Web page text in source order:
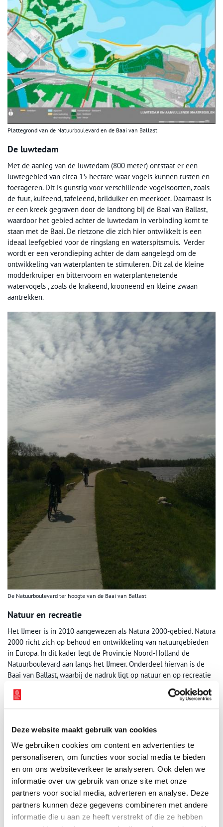
Deze website maakt gebruik van cookies
We gebruiken cookies om content en advertenties te
personaliseren, om functies voor social media te bieden
en om ons websiteverkeer te analyseren. Ook delen we
informatie over uw gebruik van onze site met onze
partners voor social media, adverteren en analyse. Deze
partners kunnen deze gegevens combineren met andere
informatie die u aan ze heeft verstrekt of die ze hebben
Plattegrond van de Natuurboulevard en de Baai van Ballast
De luwtedam
Met de aanleg van de luwtedam (800 meter) ontstaat er een
luwtegebied van circa 15 hectare waar vogels kunnen rusten en
foerageren. Dit is gunstig voor verschillende vogelsoorten, zoals
de fuut, kuifeend, tafeleend, brilduiker en meerkoet. Daarnaast is
er een kreek gegraven door de landtong bij de Baai van Ballast,
waardoor het gebied achter de luwtedam in verbinding komt te
staan met de Baai. De rietzone die zich hier ontwikkelt is een
ideaal leefgebied voor de ringslang en waterspitsmuis. Verder
wordt er een verondieping achter de dam aangelegd om de
ontwikkeling van waterplanten te stimuleren. Dit zal de kleine
modderkruiper en bittervoorn en waterplantenetende
watervogels , zoals de krakeend, krooneend en kleine zwaan
aantrekken.
De Natuurboulevard ter hoogte van de Baai van Ballast
Natuur en recreatie
Het IJmeer is in 2010 aangewezen als Natura 2000-gebied. Natura
2000 richt zich op behoud en ontwikkeling van natuurgebieden
in Europa. In dit kader legt de Provincie Noord-Holland de
Natuurboulevard aan langs het IJmeer. Onderdeel hiervan is de
Baai van Ballast, waarbij de nadruk ligt op natuur en op recreatie
recreant is hier te gast in de natuur. Er zijn ondermeer fiets-,
wandelpaden en een uitzichtpunt aangelegd.